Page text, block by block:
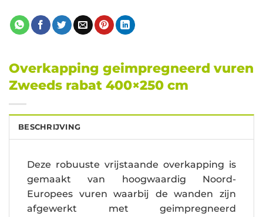
Overkapping geimpregneerd vuren
Zweeds rabat 400×250 cm
BESCHRIJVING
Deze robuuste vrijstaande overkapping is
gemaakt van hoogwaardig Noord-
Europees vuren waarbij de wanden zijn
afgewerkt met geimpregneerd